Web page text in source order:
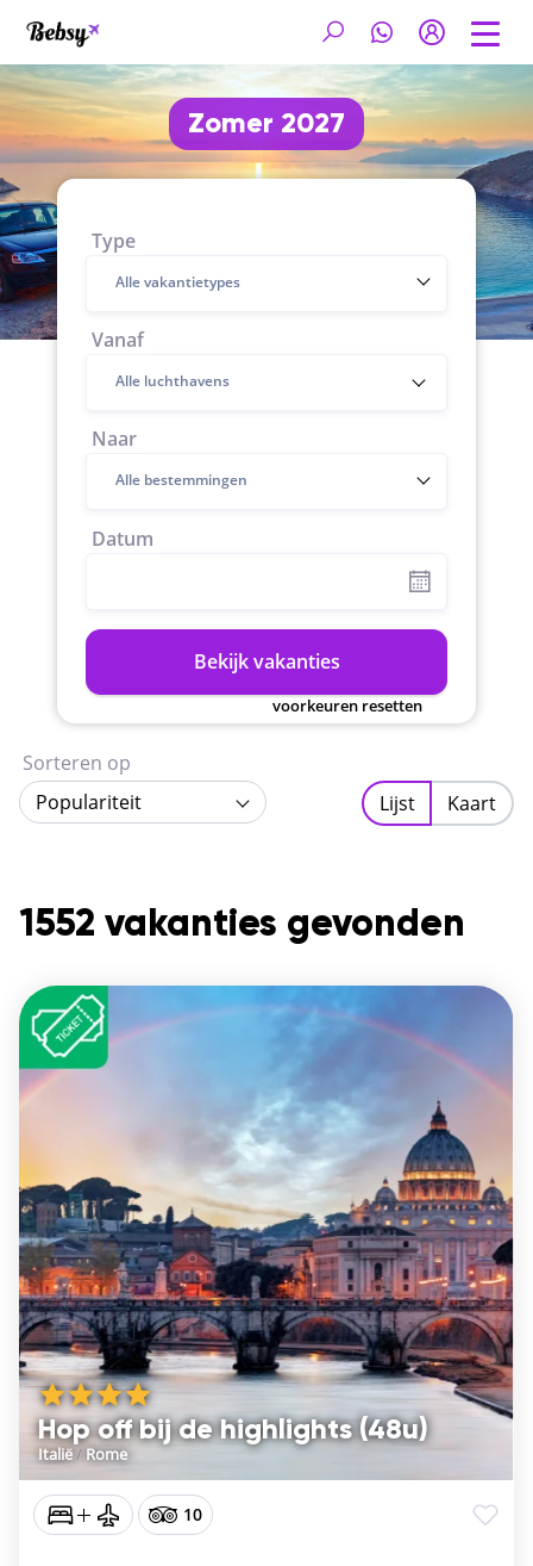
Zomer 2027
Type
Alle vakantietypes
Vanaf
Naar
Alle bestemmingen
Datum
Bekijk vakanties
voorkeuren resetten
1552 vakanties gevonden
Hop off bij de highlights (48u)
Italië/ Rome
10
Sorteren op
Populariteit
Lijst Kaart